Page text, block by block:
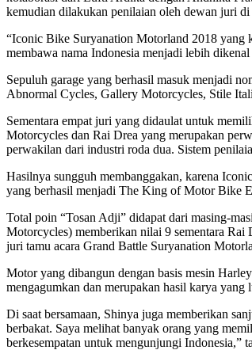
kemudian dilakukan penilaian oleh dewan juri di
“Iconic Bike Suryanation Motorland 2018 yang
membawa nama Indonesia menjadi lebih
Sepuluh garage yang berhasil masuk menjadi
Abnormal Cycles, Gallery Motorcycles, Stile
Sementara empat juri yang didaulat untuk
Motorcycles dan Rai Drea yang merupakan
perwakilan dari industri roda dua. Sistem
Hasilnya sungguh membanggakan, karena
yang berhasil menjadi The King of Motor Bike
Total poin “Tosan Adji” didapat dari masing-
Motorcycles) memberikan nilai 9 sementara
juri tamu acara Grand Battle Suryanation
Motor yang dibangun dengan basis mesin
mengagumkan dan merupakan hasil karya
Di saat bersamaan, Shinya juga memberikan
berbakat. Saya melihat banyak orang yang
berkesempatan untuk mengunjungi Indonesia,”